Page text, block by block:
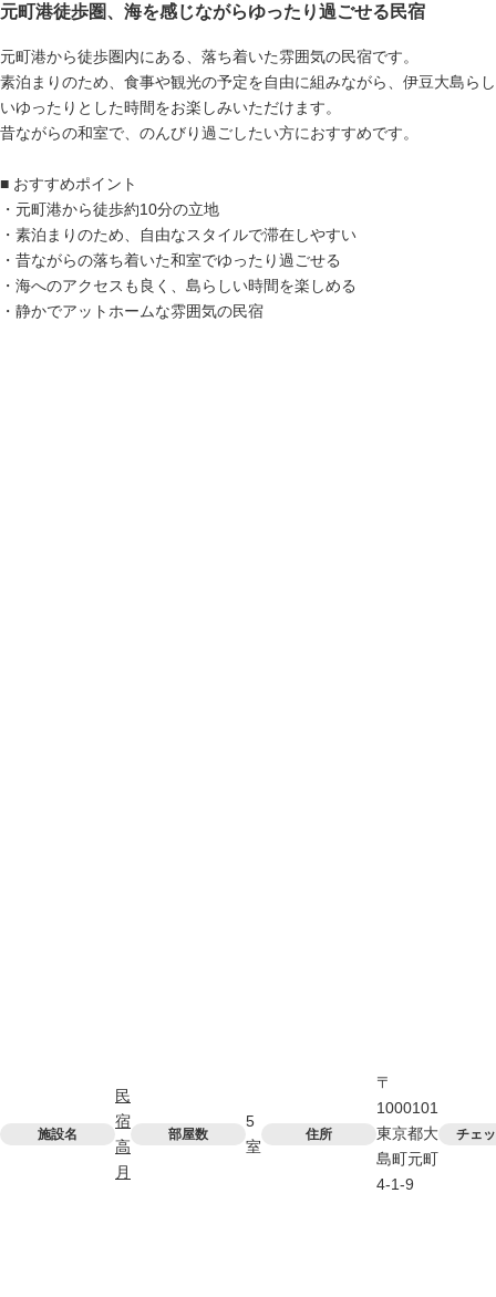
元町港徒歩圏、海を感じながらゆったり過ごせる民宿
元町港から徒歩圏内にある、落ち着いた雰囲気の民宿です。
素泊まりのため、食事や観光の予定を自由に組みながら、伊豆大島らし
いゆったりとした時間をお楽しみいただけます。
昔ながらの和室で、のんびり過ごしたい方におすすめです。
■ おすすめポイント
・元町港から徒歩約10分の立地
・素泊まりのため、自由なスタイルで滞在しやすい
・昔ながらの落ち着いた和室でゆったり過ごせる
・海へのアクセスも良く、島らしい時間を楽しめる
・静かでアットホームな雰囲気の民宿
施設名
民
宿
高
月
部屋数
5
室
住所
〒
1000101
東京都大
島町元町
4-1-9
チェ